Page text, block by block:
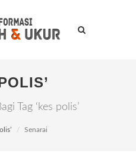
Tag ‘kes polis’
Senarai